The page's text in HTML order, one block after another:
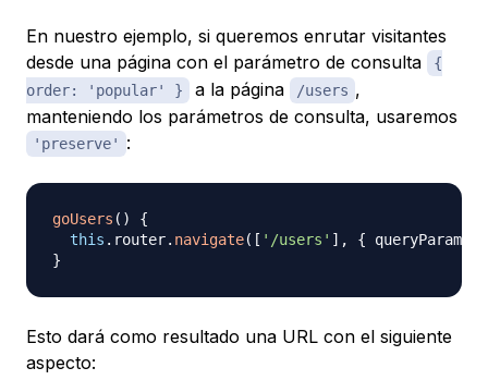
En nuestro ejemplo, si queremos enrutar visitantes
desde una página con el parámetro de consulta
{
order: 'popular' }
a la página /users ,
manteniendo los parámetros de consulta, usaremos
'preserve' :
goUsers ( )
{
this . router. navigate( [ '/users' ] , {
}
Esto dará como resultado una URL con el siguiente
aspecto: